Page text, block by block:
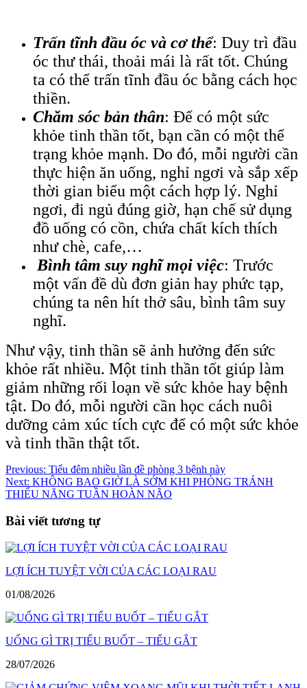
Trấn tĩnh đầu óc và cơ thể: Duy trì đầu
óc thư thái, thoải mái là rất tốt. Chúng
ta có thể trấn tĩnh đầu óc bằng cách học
thiền.
Chăm sóc bản thân: Để có một sức
khỏe tinh thần tốt, bạn cần có một thể
trạng khỏe mạnh. Do đó, mỗi người cần
thực hiện ăn uống, nghỉ ngơi và sắp xếp
thời gian biểu một cách hợp lý. Nghỉ
ngơi, đi ngủ đúng giờ, hạn chế sử dụng
đồ uống có cồn, chứa chất kích thích
như chè, cafe,…
Bình tâm suy nghĩ mọi việc: Trước
một vấn đề dù đơn giản hay phức tạp,
chúng ta nên hít thở sâu, bình tâm suy
nghĩ.
Như vậy, tinh thần sẽ ảnh hưởng đến sức
khỏe rất nhiều. Một tinh thần tốt giúp làm
giảm những rối loạn về sức khỏe hay bệnh
tật. Do đó, mỗi người cần học cách nuôi
dưỡng cảm xúc tích cực để có một sức khỏe
và tinh thần thật tốt.
Điều
hướng
viết
Previous: Tiểu đêm nhiều lần đề phòng 3 bệnh này
Next: KHÔNG BAO GIỜ LÀ SỚM KHI PHÒNG TRÁNH
THIỂU NĂNG TUẦN HOÀN NÃO
Bài viết tương tự
LỢI ÍCH TUYỆT VỜI CỦA CÁC LOẠI RAU
01/08/2026
UỐNG GÌ TRỊ TIỂU BUỐT – TIỂU GẮT
28/07/2026